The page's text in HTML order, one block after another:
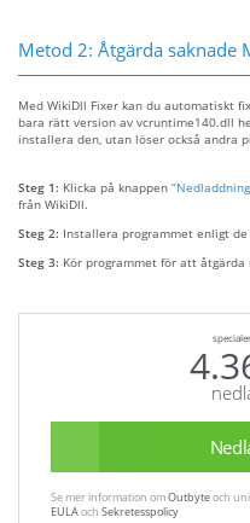
Metod 2: Åtgärda saknade
Med WikiDll Fixer kan du automatiskt
bara rätt version av vcruntime140.dll
installera den, utan löser också andra
Steg 1: Klicka på knappen
från WikiDll.
Steg 2: Installera programmet enligt
Steg 3: Kör programmet för att
Se mer information omOutbyteoch
EULAoch Sekretesspolicy